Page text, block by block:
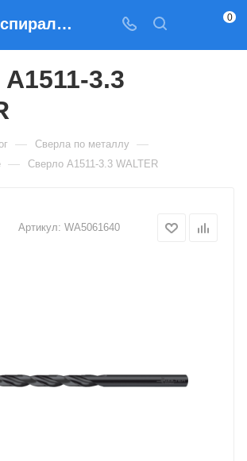
Сверла спиральные Сверло A1511-3.3 WALTER — купить по выгодным ценам в Москве 0
3.3
— Сверла по металлу —
— Сверло A1511-3.3 WALTER
Артикул: WA5061640